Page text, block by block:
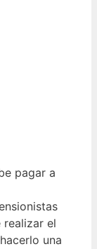
pagar a
el
una